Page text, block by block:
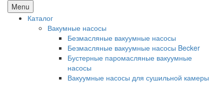
Menu
Каталог
Вакумные насосы
Безмасляные вакуумные насосы
Безмасляные вакуумные насосы Becker
Бустерные паромасляные вакуумные
насосы
Вакуумные насосы для сушильной камеры